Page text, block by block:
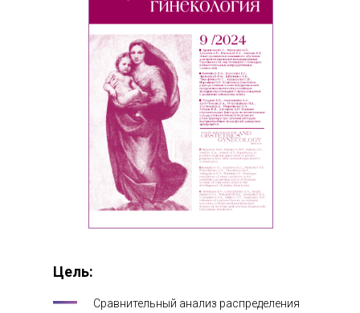
Цель:
Сравнительный анализ распределения